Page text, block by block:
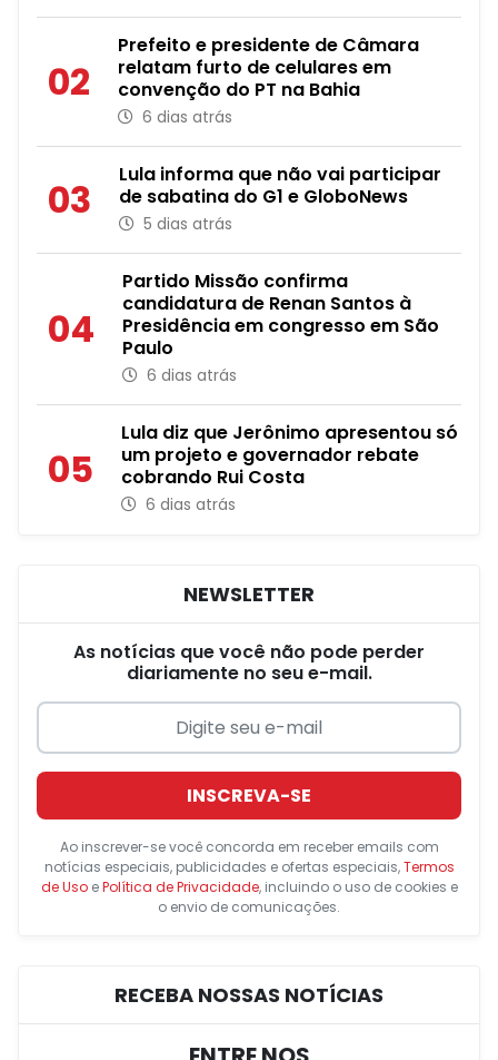
02
Prefeito e presidente de Câmara
relatam furto de celulares em
convenção do PT na Bahia
6 dias atrás
03
Lula informa que não vai participar
de sabatina do G1 e GloboNews
5 dias atrás
04
Partido Missão confirma
candidatura de Renan Santos à
Presidência em congresso em São
Paulo
6 dias atrás
05
Lula diz que Jerônimo apresentou só
um projeto e governador rebate
cobrando Rui Costa
6 dias atrás
NEWSLETTER
As notícias que você não pode perder
diariamente no seu e-mail.
INSCREVA-SE
Ao inscrever-se você concorda em receber emails com
notícias especiais, publicidades e ofertas especiais,Termos
de UsoePolítica de Privacidade, incluindo o uso de cookies e
o envio de comunicações.
RECEBA NOSSAS NOTÍCIAS